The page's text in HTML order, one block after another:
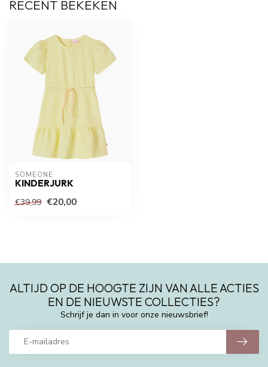
RECENT BEKEKEN
SOMEONE
KINDERJURK
€39,99 €20,00
ALTIJD OP DE HOOGTE ZIJN VAN ALLE ACTIES
EN DE NIEUWSTE COLLECTIES?
Schrijf je dan in voor onze nieuwsbrief!